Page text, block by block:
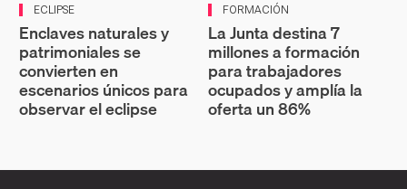
ECLIPSE
Enclaves naturales y
patrimoniales se
convierten en
escenarios únicos para
observar el eclipse
FORMACIÓN
La Junta destina 7
millones a formación
para trabajadores
ocupados y amplía la
oferta un 86%